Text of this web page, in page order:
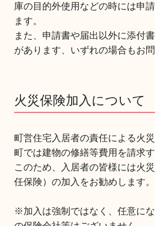
庫の目的外使用などの時には申
ます。
また、申請書や届出以外に添付
があります、いずれの場合もお
火災保険加入について
町営住宅入居者の責任による火
町では建物の修繕等費用を請求
このため、入居者の皆様には火
任保険）の加入をお勧めします。
※加入は強制ではなく、任意に